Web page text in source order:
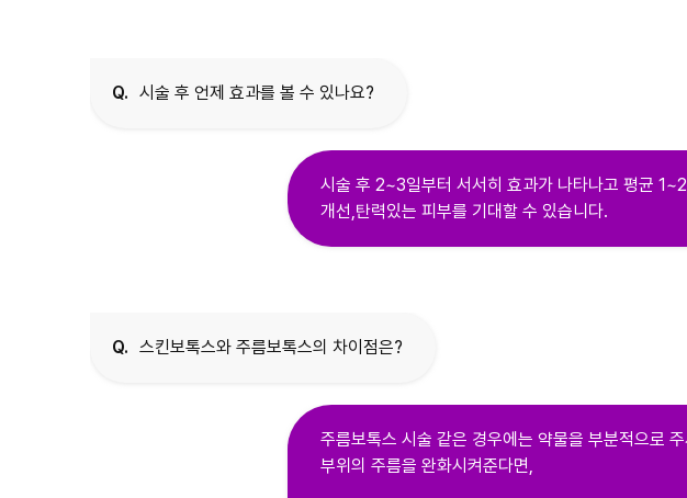
Q. 시술 후 언제 효과를 볼 수 있나요?
시술 후 2~3일부터 서서히 효과가 나타나고 평균
개선,탄력있는 피부를 기대할 수 있습니다.
Q. 스킨보톡스와 주름보톡스의 차이점은?
주름보톡스 시술 같은 경우에는 약물을 부분적으로
부위의 주름을 완화시켜준다면,